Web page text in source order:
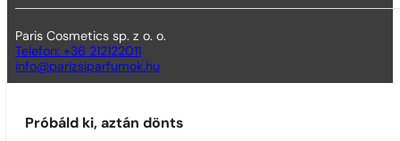
Paris Cosmetics sp. z o. o.
Telefon: +36 212122011
info@parizsiparfumok.hu
Próbáld ki, aztán dönts